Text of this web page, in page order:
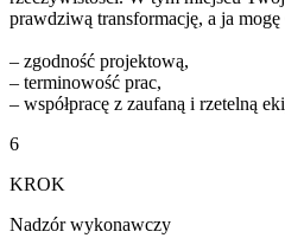
prawdziwą transformację, a ja
– zgodność projektową,
– terminowość prac,
– współpracę z zaufaną i rzetelną
6
KROK
Nadzór wykonawczy